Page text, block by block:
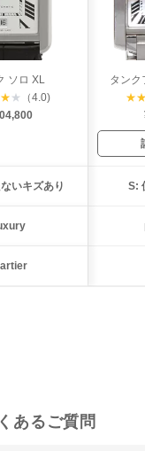
ソロ XL
★ ★
（4.0)
タンク
★
いキズあり S:
あるご質問